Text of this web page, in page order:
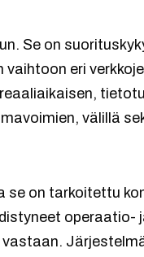
Se on
eri
välillä
se on tarkoitettu
operaatio-